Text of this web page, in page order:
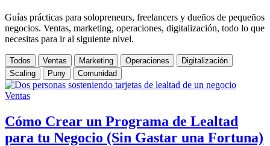
Guías prácticas para solopreneurs, freelancers y dueños de pequeños
negocios. Ventas, marketing, operaciones, digitalización, todo lo que
necesitas para ir al siguiente nivel.
Todos Ventas Marketing Operaciones
Digitalización
Scaling
Puny Comunidad
Ventas
Cómo Crear un Programa de Lealtad
para tu Negocio (Sin Gastar una Fortuna)